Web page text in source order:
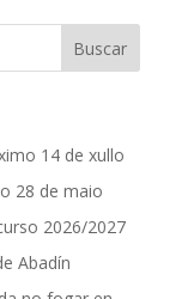
14 de xullo
28 de maio
2026/2027
Abadín